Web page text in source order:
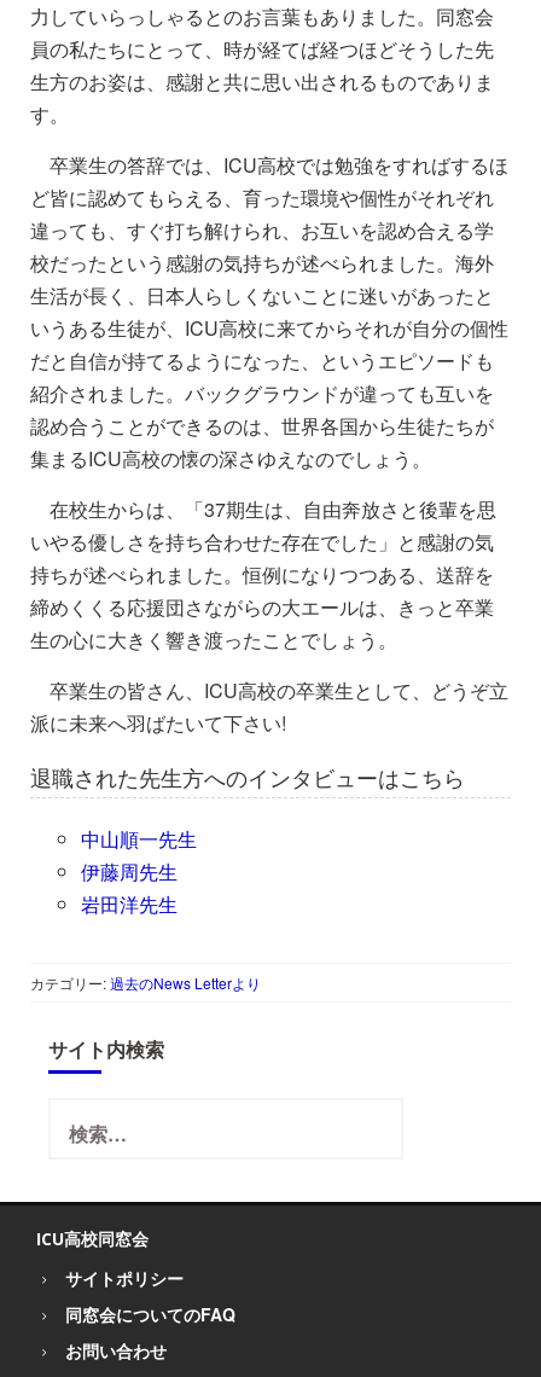
力していらっしゃるとのお言葉もありました。同窓会
員の私たちにとって、時が経てば経つほどそうした先
生方のお姿は、感謝と共に思い出されるものでありま
す。
卒業生の答辞では、ICU高校では勉強をすればするほ
ど皆に認めてもらえる、育った環境や個性がそれぞれ
違っても、すぐ打ち解けられ、お互いを認め合える学
校だったという感謝の気持ちが述べられました。海外
生活が長く、日本人らしくないことに迷いがあったと
いうある生徒が、ICU高校に来てからそれが自分の個性
だと自信が持てるようになった、というエピソードも
紹介されました。バックグラウンドが違っても互いを
認め合うことができるのは、世界各国から生徒たちが
集まるICU高校の懐の深さゆえなのでしょう。
在校生からは、「37期生は、自由奔放さと後輩を思
いやる優しさを持ち合わせた存在でした」と感謝の気
持ちが述べられました。恒例になりつつある、送辞を
締めくくる応援団さながらの大エールは、きっと卒業
生の心に大きく響き渡ったことでしょう。
卒業生の皆さん、ICU高校の卒業生として、どうぞ立
派に未来へ羽ばたいて下さい!
退職された先生方へのインタビューはこちら
中山順一先生
伊藤周先生
岩田洋先生
カテゴリー:過去のNews Letterより
サイト内検索
索:
ICU高校同窓会
サイトポリシー
同窓会についてのFAQ
お問い合わせ